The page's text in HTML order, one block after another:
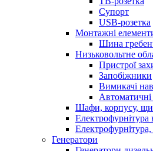
Супорт
USB-розетка
Монтажні
Шина
Низьковольтне
Пристрої
Запобіжники
Вимикачі
Автоматичні
Шафи, корпусу,
Електрофурнітура
Генератори